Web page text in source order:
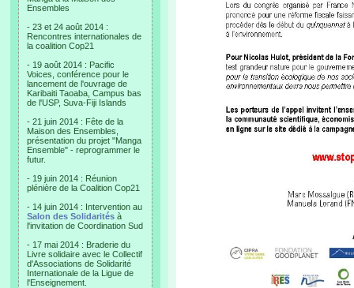
Ensembles
- 23 et 24 août 2014 :
Rencontres internationales de
la coalition Cop21
- 19 août 2014 : Pacific
Voices, conférence pour le
lancement de l'ouvrage de
Karibaiti Taoaba, Campus bas
de l'USP, Suva-Fiji Islands
- 21 juin 2014 : Fête de la
Maison des Ensembles,
présentation du projet "Manga
Ensemble" - reprogrammer le
futur.
- 19 juin 2014 : Réunion
plénière de la Coalition Cop21
- 14 juin 2014 : Intervention au
Salon des Solidarités à
l'invitation de Coordination Sud
- 17 mai 2014 : Braderie du
Livre solidaire avec le Collectif
d'Associations de Solidarité
Internationale de la Ligue de
l'Enseignement.